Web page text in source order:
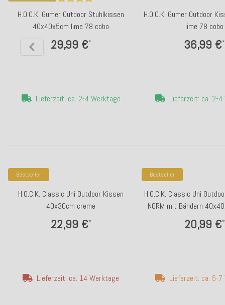
H.O.C.K. Gumer Outdoor Stuhlkissen
40x40x5cm lime 78 cobo
29,99 €*
Lieferzeit: ca. 2-4 Werktage
H.O.C.K. Gumer Outdoor
lime 78 cobo
36,99 €*
Lieferzeit: ca. 2-4
Bestseller
H.O.C.K. Classic Uni Outdoor Kissen
40x30cm creme
22,99 €*
Lieferzeit: ca. 14 Werktage
Bestseller
H.O.C.K. Classic Uni
NORM mit Bändern
20,99 €*
Lieferzeit: ca. 5-7